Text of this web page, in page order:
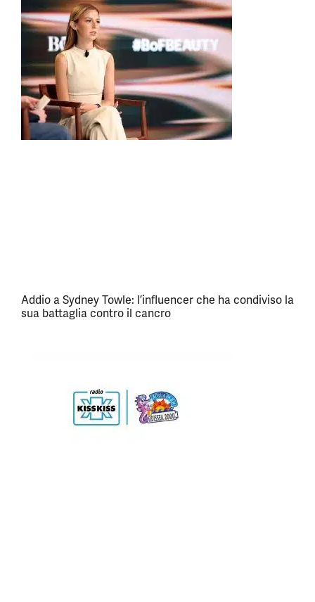
Addio a Sydney Towle: l’influencer che ha condiviso la
sua battaglia contro il cancro